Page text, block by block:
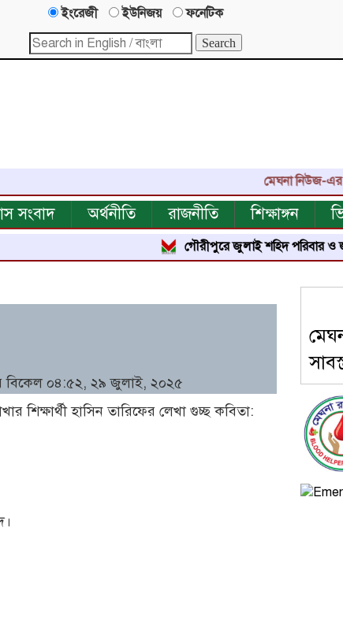
ইংরেজী ইউনিজয় ফনেটিক
মেঘনা নিউজ-এর এক
সংবাদ অর্থনীতি রাজনীতি শিক্ষাঙ্গন
গৌরীপুরে জুলাই শহিদ পরিবার ও জুলাই
বিকেল ০৪:৫২, ২৯ জুলাই, ২০২৫
শিক্ষার্থী হাসিন তারিফের লেখা গুচ্ছ কবিতা: